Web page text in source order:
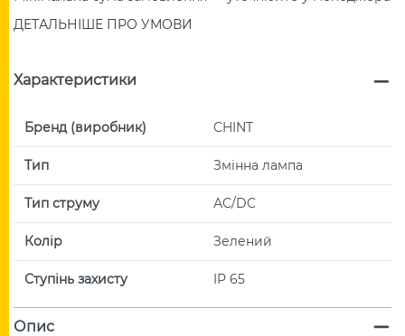
ДЕТАЛЬНІШЕ ПРО УМОВИ
Характеристики
Бренд (виробник) CHINT
Тип Змінна лампа
Тип струму АС/DC
Колір Зелений
Ступінь захисту IP 65
Опис